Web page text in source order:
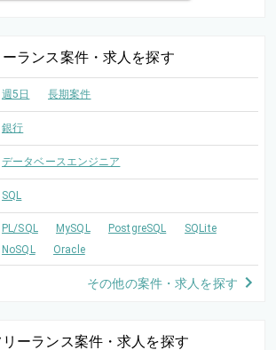
ーランス案件・求人を探す
週5日 長期案件
銀行
データベースエンジニア
SQL
PL/SQL MySQL PostgreSQL
SQLite
NoSQL
Oracle
その他の案件・求人を探す
リーランス案件・求人を探す